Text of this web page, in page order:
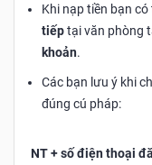
Khi nạp tiền bạn
tiếptại văn phòng
khoản.
Các bạn lưu ý khi
đúng cú pháp:
NT + số điện thoại